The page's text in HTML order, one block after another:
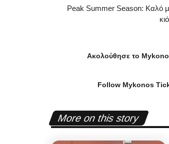
Peak Summer Season: Kαλό
Ακολούθησε το
Follow Mykonos
More on this story